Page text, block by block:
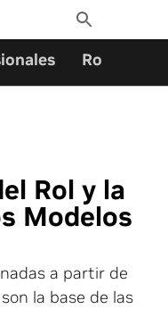
Toggle
Search
Robótica
Rol y la
Modelos
a partir de
la base de las